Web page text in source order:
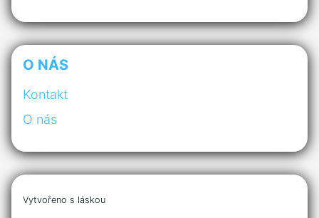
O NÁS
Kontakt
O nás
Vytvořeno s láskou